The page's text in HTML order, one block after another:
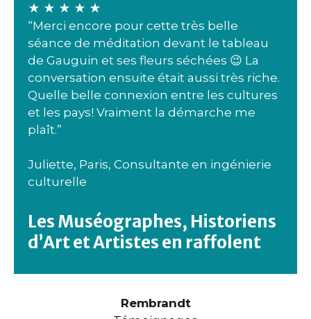
★ ★ ★ ★ ★
“Merci encore pour cette très belle
séance de méditation devant le tableau
de Gauguin et ses fleurs séchées 😉 La
conversation ensuite était aussi très riche.
Quelle belle connexion entre les cultures
et les pays! Vraiment la démarche me
plaît.”
Juliette, Paris, Consultante en ingénierie
culturelle
Les Muséographes, Historiens
d’Art et Artistes en raffolent
Rembrandt